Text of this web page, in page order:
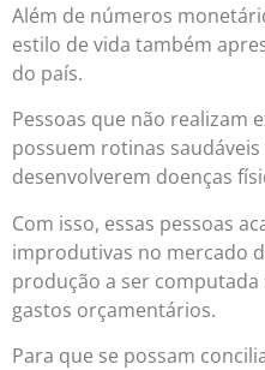
Além de números
estilo de vida também
do país.
Pessoas que não realizam
possuem rotinas
desenvolverem doenças
Com isso, essas pessoas
improdutivas no mercado
produção a ser computada
gastos orçamentários.
Para que se possam